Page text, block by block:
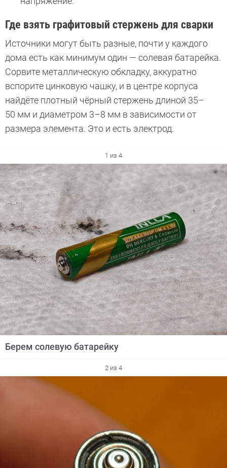
Где взять графитовый стержень для сварки
Источники могут быть разные, почти у каждого
дома есть как минимум один — солевая батарейка.
Сорвите металлическую обкладку, аккуратно
вспорите цинковую чашку, и в центре корпуса
найдёте плотный чёрный стержень длиной 35–
50 мм и диаметром 3–8 мм в зависимости от
размера элемента. Это и есть электрод.
1 из 4
Берем солевую батарейку
2 из 4